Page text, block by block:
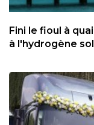
Fini le fioul à
à l'hydrogène